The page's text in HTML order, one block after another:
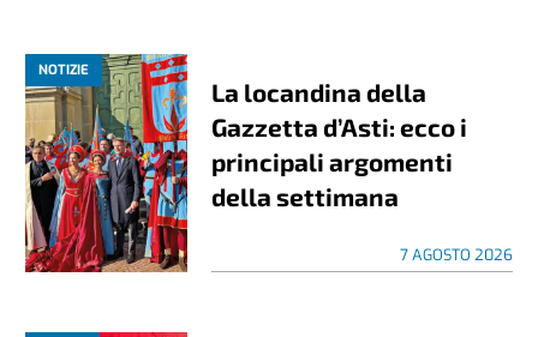
NOTIZIE
La locandina della
Gazzetta d’Asti: ecco i
principali argomenti
della settimana
7 AGOSTO 2026